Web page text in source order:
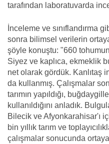
tarafından laboratuvarda
İnceleme ve sınıflandırma
sonra bilimsel verilerin
şöyle konuştu: "660
Siyez ve kaplıca, ekmeklik
net olarak gördük. Kanlıtaş
da kullanmış. Çalışmalar
tarımın yapıldığı,
kullanıldığını anladık.
Bilecik ve Afyonkarahisar'ı
bin yıllık tarım ve
çalışmalar sonucunda